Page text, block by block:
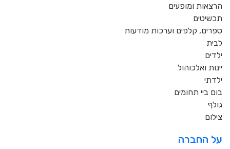
הרצאות ומופעים
תכשיטים
ספרים, קלפים וערכות מודעות
לבית
ילדים
יינות ואלכוהול
ילדתי
בום ביי תחומים
גולף
צילום
על החברה